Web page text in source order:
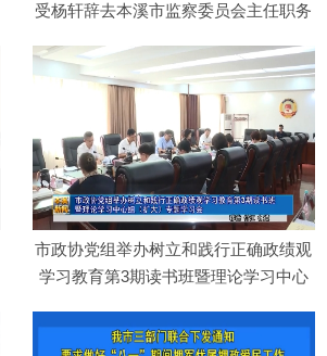
受杨轩辞去本溪市监察委员会主任职务
市政协党组举办树立和践行正确政绩观
学习教育第3期读书班暨理论学习中心